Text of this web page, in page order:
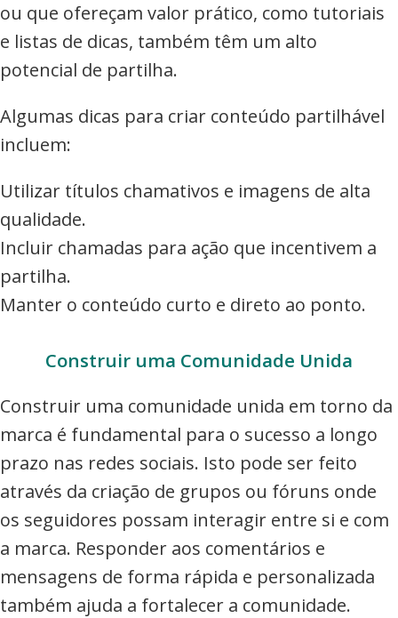
ou que ofereçam valor prático, como tutoriais
e listas de dicas, também têm um alto
potencial de partilha.
Algumas dicas para criar conteúdo partilhável
incluem:
Utilizar títulos chamativos e imagens de alta
qualidade.
Incluir chamadas para ação que incentivem a
partilha.
Manter o conteúdo curto e direto ao ponto.
Construir uma Comunidade Unida
Construir uma comunidade unida em torno da
marca é fundamental para o sucesso a longo
prazo nas redes sociais. Isto pode ser feito
através da criação de grupos ou fóruns onde
os seguidores possam interagir entre si e com
a marca. Responder aos comentários e
mensagens de forma rápida e personalizada
também ajuda a fortalecer a comunidade.